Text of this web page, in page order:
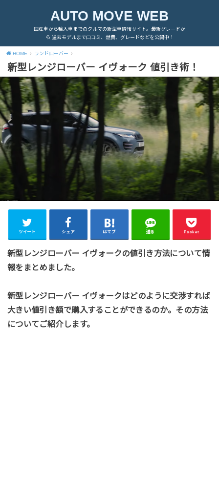
AUTO MOVE WEB
国産車から輸入車までのクルマの新型車情報サイト。最新グレードか
ら 過去モデルまで口コミ、燃費、グレードなどを公開中！
HOME ランドローバー
新型レンジローバー イヴォーク 値引き術！
ツイート シェア はてブ 送る Pocket
新型レンジローバー イヴォークの値引き方法について情
報をまとめました。
新型レンジローバー イヴォークはどのように交渉すれば
大きい値引き額で購入することができるのか。その方法
についてご紹介します。